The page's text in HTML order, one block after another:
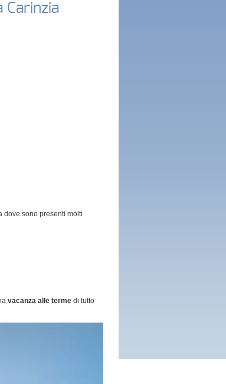
dove sono presenti molti
vacanza alle terme di tutto